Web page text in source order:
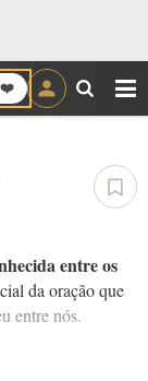
❤️
entre os
da oração que
entre nós.
nós também